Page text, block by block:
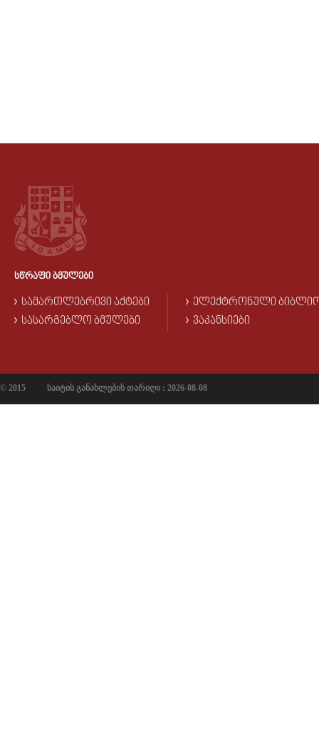
ᲡᲬᲠᲐᲤᲘ ᲑᲛᲣᲚᲔᲑᲘ
ᲡᲐᲛᲐᲠᲗᲚᲔᲑᲠᲘᲕᲘ ᲐᲥᲢᲔᲑᲘ
ᲡᲐᲡᲐᲠᲒᲔᲑᲚᲝ ᲑᲛᲣᲚᲔᲑᲘ
ᲔᲚᲔᲥᲢᲠᲝᲜᲣᲚᲘ
ᲕᲐᲙᲐᲜᲡᲘᲔᲑᲘ
© 2015 საიტის განახლების თარიღი : 2026-08-08